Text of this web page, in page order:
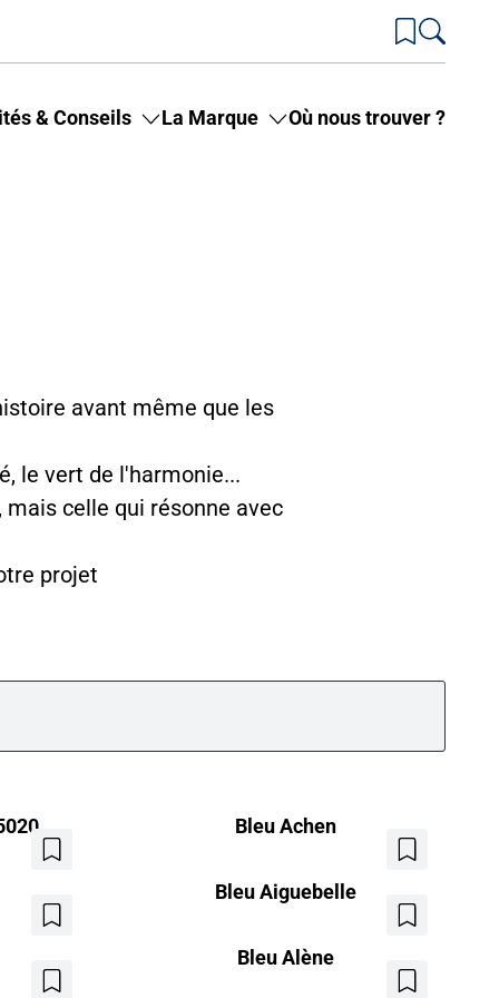
& Conseils
Toggle
La Marque
Toggle
Où nous trouver ?
avant même que les
le vert de l'harmonie...
celle qui résonne avec
projet
Ajouter
Ajouter
Bleu Achen
Ajouter
Ajouter
Bleu Aiguebelle
Ajouter
Ajouter
Bleu Alène